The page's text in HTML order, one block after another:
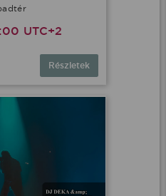
UTC+2
Részletek